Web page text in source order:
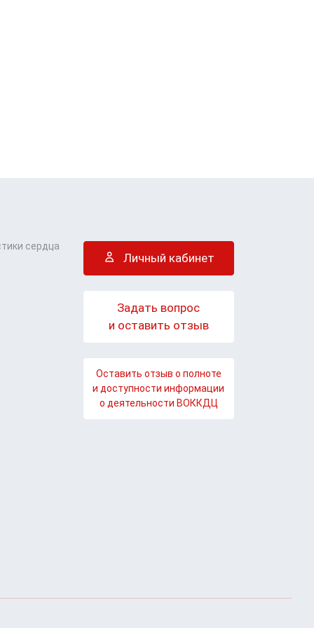
сердца
Личный кабинет
Задать вопрос
и оставить отзыв
Оставить отзыв о полноте
и доступности информации
о деятельности ВОККДЦ